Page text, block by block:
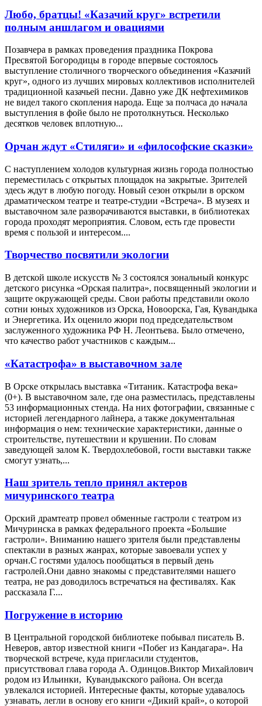
Любо, братцы! «Казачий круг» встретили
полным аншлагом и овациями
Позавчера в рамках проведения праздника Покрова
Пресвятой Богородицы в городе впервые состоялось
выступление столичного творческого объединения «Казачий
круг», одного из лучших мировых коллективов исполнителей
традиционной казачьей песни. Давно уже ДК нефтехимиков
не видел такого скопления народа. Еще за полчаса до начала
выступления в фойе было не протолкнуться. Несколько
десятков человек вплотную...
Орчан ждут «Стиляги» и «философские сказки»
С наступлением холодов культурная жизнь города полностью
переместилась с открытых площадок на закрытые. Зрителей
здесь ждут в любую погоду. Новый сезон открыли в орском
драматическом театре и театре-студии «Встреча». В музеях и
выставочном зале разворачиваются выставки, в библиотеках
города проходят мероприятия. Словом, есть где провести
время с пользой и интересом....
Творчество посвятили экологии
В детской школе искусств № 3 состоялся зональный конкурс
детского рисунка «Орская палитра», посвященный экологии и
защите окружающей среды. Свои работы представили около
сотни юных художников из Орска, Новоорска, Гая, Кувандыка
и Энергетика. Их оценило жюри под председательством
заслуженного художника РФ Н. Леонтьева. Было отмечено,
что качество работ участников с каждым...
«Катастрофа» в выставочном зале
В Орске открылась выставка «Титаник. Катастрофа века»
(0+). В выставочном зале, где она разместилась, представлены
53 информационных стенда. На них фотографии, связанные с
историей легендарного лайнера, а также документальная
информация о нем: технические характеристики, данные о
строительстве, путешествии и крушении. По словам
заведующей залом К. Твердохлебовой, гости выставки также
смогут узнать,...
Наш зритель тепло принял актеров
мичуринского театра
Орский драмтеатр провел обменные гастроли с театром из
Мичуринска в рамках федерального проекта «Большие
гастроли». Вниманию нашего зрителя были представлены
спектакли в разных жанрах, которые завоевали успех у
орчан.С гостями удалось пообщаться в первый день
гастролей.Они давно знакомы с представителями нашего
театра, не раз доводилось встречаться на фестивалях. Как
рассказала Г....
Погружение в историю
В Центральной городской библиотеке побывал писатель В.
Неверов, автор известной книги «Побег из Кандагара». На
творческой встрече, куда пригласили студентов,
присутствовал глава города А. Одинцов.Виктор Михайлович
родом из Ильинки, Кувандыкского района. Он всегда
увлекался историей. Интересные факты, которые удавалось
узнавать, легли в основу его книги «Дикий край», о которой